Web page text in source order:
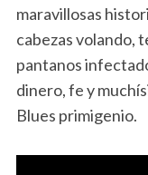
maravillosas
cabezas volando,
pantanos
dinero, fe y
Blues primigenio.